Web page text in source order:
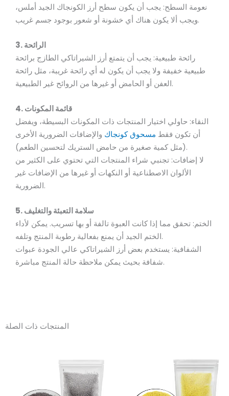
نعومة السطح: يجب أن يكون سطح أرز الكونجاك الجيد أملس،
ويجب ألا يكون هناك أي خشونة أو شعور بوجود جسم غريب.
3. الرائحة
رائحة طبيعية: يجب أن يتمتع أرز الشيراتاكي الطازج برائحة
طبيعية خفيفة ولا يجب أن يكون له أي رائحة غريبة، مثل رائحة
العفن أو الحامض أو غيرها من الروائح غير الطبيعية.
4. قائمة المكونات
النقاء: حاولي اختيار المنتجات ذات المكونات البسيطة، ويفضل
أن تكون فقط مسحوق كونجاك والإضافات الضرورية الأخرى
(مثل كمية صغيرة من حامض الستريك لتحسين الطعم).
لا إضافات: تجنبي شراء المنتجات التي تحتوي على الكثير من
الألوان الاصطناعية أو النكهات أو غيرها من الإضافات غير
الضرورية.
5. سلامة التعبئة والتغليف
الختم: تحقق مما إذا كانت العبوة تالفة أو بها تسريب. يمكن لأداء
الختم الجيد أن يمنع بفعالية رطوبة المنتج وتلفه.
الشفافية: يستخدم بعض أرز الشيراتاكي عالي الجودة عبوات
شفافة بحيث يمكن ملاحظة حالة المنتج مباشرة.
المنتجات ذات الصلة